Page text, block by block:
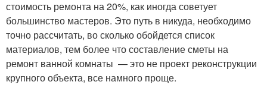
стоимость ремонта на 20%, как иногда советует
большинство мастеров. Это путь в никуда, необходимо
точно рассчитать, во сколько обойдется список
материалов, тем более что составление сметы на
ремонт ванной комнаты — это не проект реконструкции
крупного объекта, все намного проще.